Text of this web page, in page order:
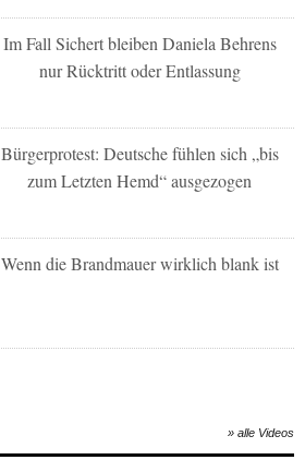
Im Fall Sichert bleiben Daniela Behrens
nur Rücktritt oder Entlassung
Bürgerprotest: Deutsche fühlen sich „bis
zum Letzten Hemd“ ausgezogen
Wenn die Brandmauer wirklich blank ist
» alle Videos